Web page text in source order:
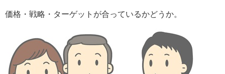
価格・戦略・ターゲットが合っているかどうか。